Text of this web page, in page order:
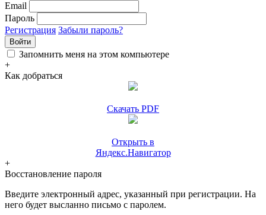
Email
Пароль
Регистрация Забыли пароль?
Войти
Запомнить меня на этом компьютере
+
Как добраться
Скачать PDF
Открыть в
Яндекс.Навигатор
+
Восстановление пароля
Введите электронный адрес, указанный при регистрации. На
него будет высланно письмо с паролем.